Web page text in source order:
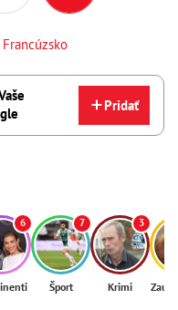
Francúzsko
Pridať
6 7
Šport
3
Krimi